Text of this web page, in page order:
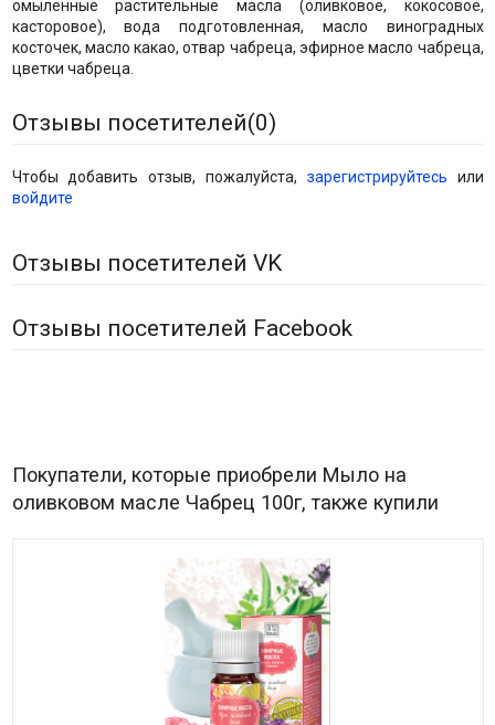
омыленные растительные масла (оливковое, кокосовое,
касторовое), вода подготовленная, масло виноградных
косточек, масло какао, отвар чабреца, эфирное масло чабреца,
цветки чабреца.
Отзывы посетителей(0)
Чтобы добавить отзыв, пожалуйста, зарегистрируйтесь или
войдите
Отзывы посетителей VK
Отзывы посетителей Facebook
Покупатели, которые приобрели Мыло на
оливковом масле Чабрец 100г, также купили